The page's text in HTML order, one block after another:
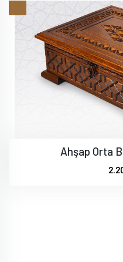
Ahşap Orta